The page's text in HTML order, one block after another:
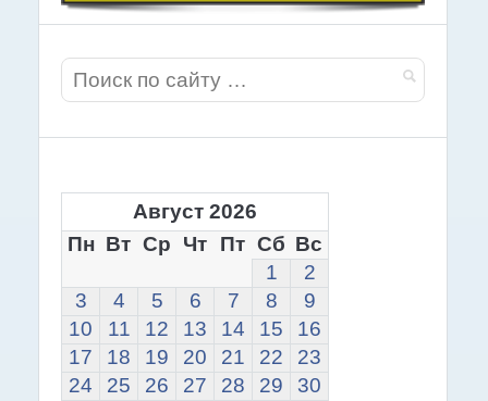
Август 2026
Пн Вт Ср Чт Пт Сб Вс
1
2
3
4 5 6 7 8
9
10
11 12 13 14 15
16
17
18 19 20 21 22
23
24
25 26 27 28 29
30